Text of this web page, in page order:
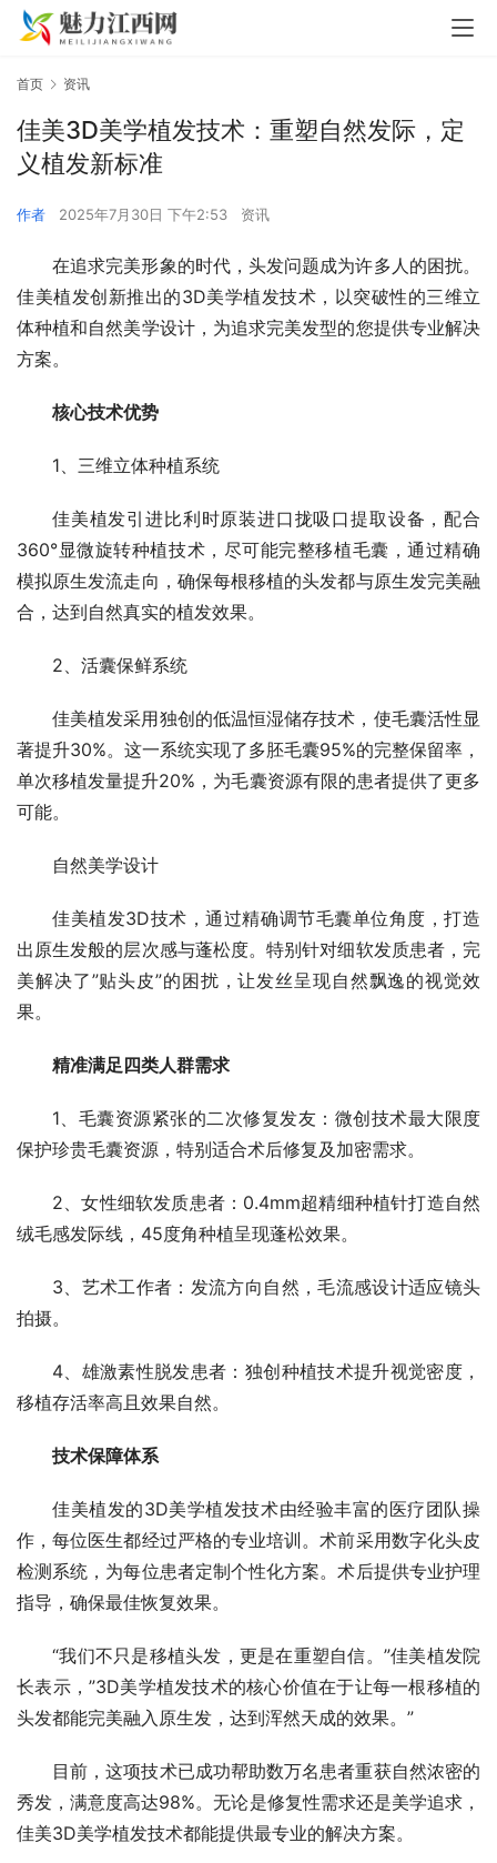
首页 资讯
佳美3D美学植发技术：重塑自然发际，定
义植发新标准
作者 2025年7月30日 下午2:53 资讯
在追求完美形象的时代，头发问题成为许多人的困扰。
佳美植发创新推出的3D美学植发技术，以突破性的三维立
体种植和自然美学设计，为追求完美发型的您提供专业解决
方案。
核心技术优势
1、三维立体种植系统
佳美植发引进比利时原装进口拢吸口提取设备，配合
360°显微旋转种植技术，尽可能完整移植毛囊，通过精确
模拟原生发流走向，确保每根移植的头发都与原生发完美融
合，达到自然真实的植发效果。
2、活囊保鲜系统
佳美植发采用独创的低温恒湿储存技术，使毛囊活性显
著提升30%。这一系统实现了多胚毛囊95%的完整保留率，
单次移植发量提升20%，为毛囊资源有限的患者提供了更多
可能。
自然美学设计
佳美植发3D技术，通过精确调节毛囊单位角度，打造
出原生发般的层次感与蓬松度。特别针对细软发质患者，完
美解决了”贴头皮”的困扰，让发丝呈现自然飘逸的视觉效
果。
精准满足四类人群需求
1、毛囊资源紧张的二次修复发友：微创技术最大限度
保护珍贵毛囊资源，特别适合术后修复及加密需求。
2、女性细软发质患者：0.4mm超精细种植针打造自然
绒毛感发际线，45度角种植呈现蓬松效果。
3、艺术工作者：发流方向自然，毛流感设计适应镜头
拍摄。
4、雄激素性脱发患者：独创种植技术提升视觉密度，
移植存活率高且效果自然。
技术保障体系
佳美植发的3D美学植发技术由经验丰富的医疗团队操
作，每位医生都经过严格的专业培训。术前采用数字化头皮
检测系统，为每位患者定制个性化方案。术后提供专业护理
指导，确保最佳恢复效果。
“我们不只是移植头发，更是在重塑自信。”佳美植发院
长表示，”3D美学植发技术的核心价值在于让每一根移植的
头发都能完美融入原生发，达到浑然天成的效果。”
目前，这项技术已成功帮助数万名患者重获自然浓密的
秀发，满意度高达98%。无论是修复性需求还是美学追求，
佳美3D美学植发技术都能提供最专业的解决方案。